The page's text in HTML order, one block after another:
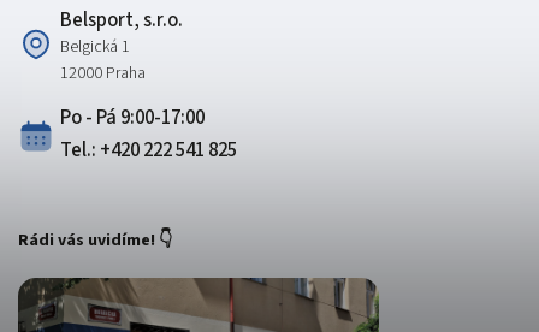
Belsport, s.r.o.
Belgická 1
12000 Praha
Po - Pá 9:00-17:00
Tel.: +420 222 541 825
Rádi vás uvidíme! 👇